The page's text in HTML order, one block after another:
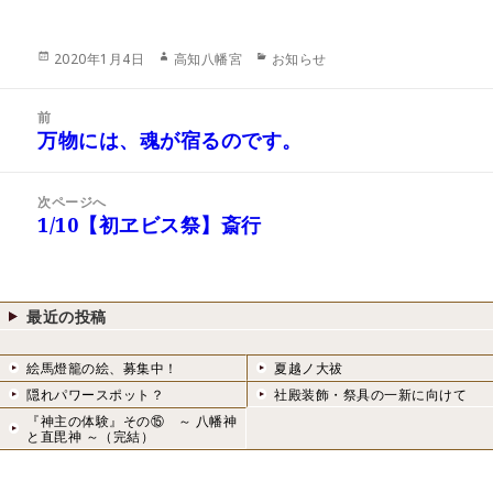
投
2020年1月4日
作
高知八幡宮
カ
ー
お知らせ
ン
前
前
投
稿:
万物には、魂が宿るのです。
次ページへ
次
稿:
1/10【初ヱビス祭】斎行
最近の投稿
絵馬燈籠の絵、募集中！
夏越ノ大祓
隠れパワースポット？
社殿装飾・祭具の一新に向けて
『神主の体験』その⑮ ～ 八幡神
と直毘神 ～（完結）